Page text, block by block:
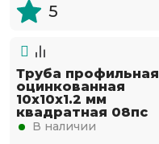
5
Труба профильная
оцинкованная
10х10х1.2 мм
квадратная 08пс
В наличии